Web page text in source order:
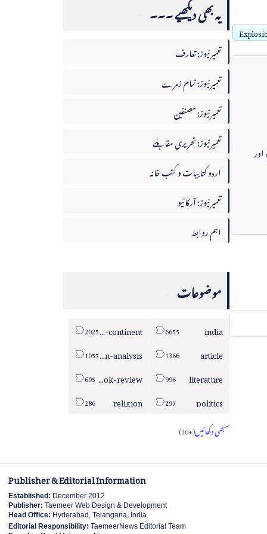
یہ بھی دیکھیے ۔۔۔
تعمیرنیوز: تعارف
تعمیرنیوز: تمام زمرے
تعمیرنیوز: مصنفین
تعمیرنیوز: تحریری مقابلے
اردو کتابیات و کتب خانہ
تعمیرنیوز: آرکائیو
اہم روابط
موضوعات
india
sub-continent
article
column-analysis
literature
book-review
politics
religion
Publisher & Editorial Information
Established: December 2012
Publisher: Taemeer Web Design & Development
Head Office: Hyderabad, Telangana, India
Editorial Responsibility: TaemeerNews Editorial Team